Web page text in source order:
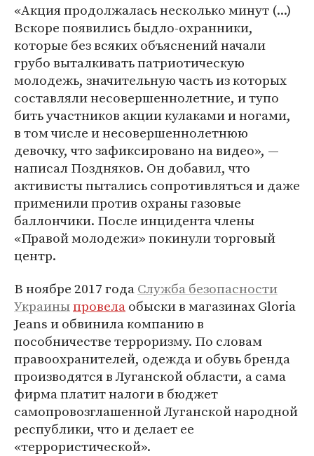
«Акция продолжалась несколько минут (...)
Вскоре появились быдло-охранники,
которые без всяких объяснений начали
грубо выталкивать патриотическую
молодежь, значительную часть из которых
составляли несовершеннолетние, и тупо
бить участников акции кулаками и ногами,
в том числе и несовершеннолетнюю
девочку, что зафиксировано на видео», —
написал Поздняков. Он добавил, что
активисты пытались сопротивляться и даже
применили против охраны газовые
баллончики. После инцидента члены
«Правой молодежи» покинули торговый
центр.
В ноябре 2017 годаСлужба безопасности
Украиныпровелаобыски в магазинах Gloria
Jeans и обвинила компанию в
пособничестве терроризму. По словам
правоохранителей, одежда и обувь бренда
производятся в Луганской области, а сама
фирма платит налоги в бюджет
самопровозглашенной Луганской народной
республики, что и делает ее
«террористической».